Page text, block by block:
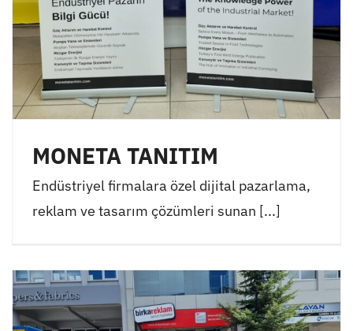
MONETA TANITIM
Endüstriyel firmalara özel dijital pazarlama,
reklam ve tasarım çözümleri sunan [...]